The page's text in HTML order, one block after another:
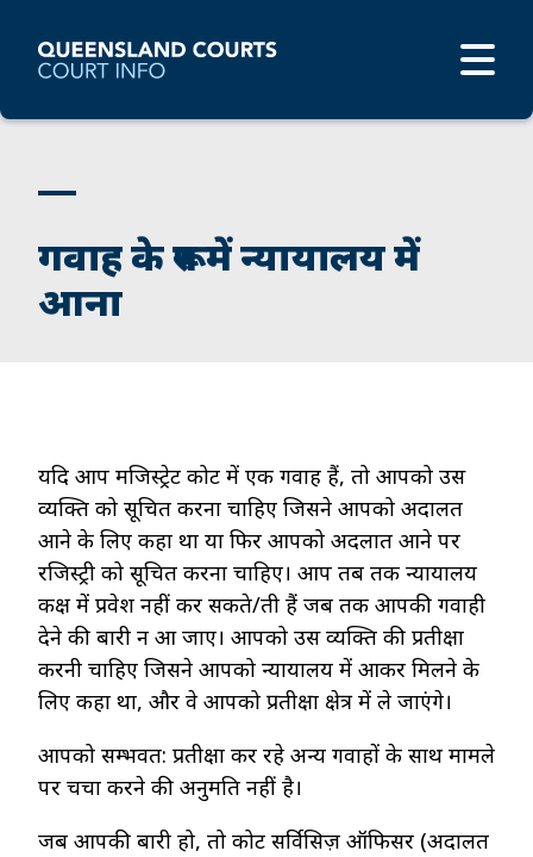
गवाह के रूप में न्यायालय में
आना
यदि आप मजिस्ट्रेट कोर्ट में एक गवाह हैं, तो आपको उस
व्यक्ति को सूचित करना चाहिए जिसने आपको अदालत
आने के लिए कहा था या फिर आपको अदलात आने पर
रजिस्ट्री को सूचित करना चाहिए। आप तब तक न्यायालय
कक्ष में प्रवेश नहीं कर सकते/ती हैं जब तक आपकी गवाही
देने की बारी न आ जाए। आपको उस व्यक्ति की प्रतीक्षा
करनी चाहिए जिसने आपको न्यायालय में आकर मिलने के
लिए कहा था, और वे आपको प्रतीक्षा क्षेत्र में ले जाएंगे।
आपको सम्भवत: प्रतीक्षा कर रहे अन्य गवाहों के साथ मामले
पर चर्चा करने की अनुमति नहीं है।
जब आपकी बारी हो, तो कोर्ट सर्विसिज़ ऑफिसर (अदालत